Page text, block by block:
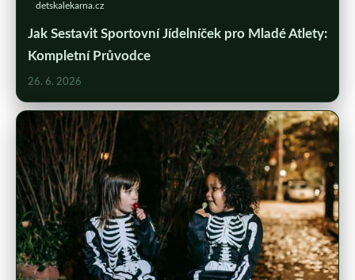
detskalekarna.cz
Jak Sestavit Sportovní Jídelníček pro Mladé Atlety:
Kompletní Průvodce
26. 6. 2026